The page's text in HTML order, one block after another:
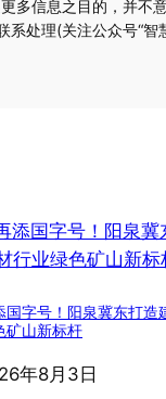
多信息之目的，并不
处理(关注公众号“智
国字号！阳泉冀东打造
矿山新标杆
年8月3日